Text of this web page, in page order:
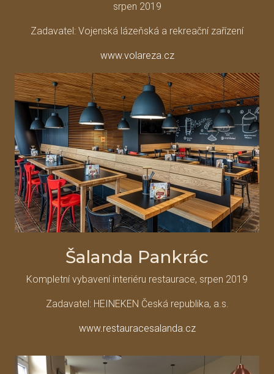
srpen 2019
Zadavatel: Vojenská lázeňská a rekreační zařízení
www.volareza.cz
Šalanda Pankrác
Kompletní vybavení interiéru restaurace, srpen 2019
Zadavatel: HEINEKEN Česká republika, a.s.
www.restauracesalanda.cz